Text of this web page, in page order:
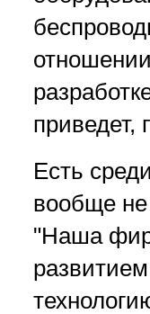
приведет,
Есть
вообще не
"Наша